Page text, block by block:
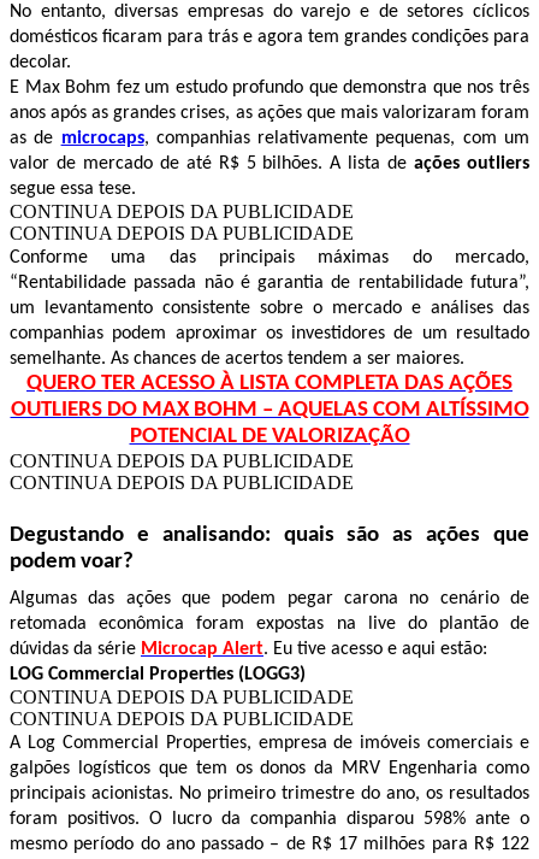
No entanto, diversas empresas do varejo e de setores cíclicos
domésticos ficaram para trás e agora tem grandes condições para
decolar.
E Max Bohm fez um estudo profundo que demonstra que nos três
anos após as grandes crises, as ações que mais valorizaram foram
as de microcaps, companhias relativamente pequenas, com um
valor de mercado de até R$ 5 bilhões. A lista deações outliers
segue essa tese.
CONTINUA DEPOIS DA PUBLICIDADE
CONTINUA DEPOIS DA PUBLICIDADE
Conforme uma das principais máximas do mercado,
“Rentabilidade passada não é garantia de rentabilidade futura”,
um levantamento consistente sobre o mercado e análises das
companhias podem aproximar os investidores de um resultado
semelhante. As chances de acertos tendem a ser maiores.
QUERO TER ACESSO À LISTA COMPLETA DAS AÇÕES
OUTLIERS DO MAX BOHM – AQUELAS COM ALTÍSSIMO
POTENCIAL DE VALORIZAÇÃO
CONTINUA DEPOIS DA PUBLICIDADE
CONTINUA DEPOIS DA PUBLICIDADE
Degustando e analisando: quais são as ações que
podem voar?
Algumas das ações que podem pegar carona no cenário de
retomada econômica foram expostas na live do plantão de
dúvidas da série Microcap Alert. Eu tive acesso e aqui estão:
LOG Commercial Properties (LOGG3)
CONTINUA DEPOIS DA PUBLICIDADE
CONTINUA DEPOIS DA PUBLICIDADE
A Log Commercial Properties, empresa de imóveis comerciais e
galpões logísticos que tem os donos da MRV Engenharia como
principais acionistas. No primeiro trimestre do ano, os resultados
foram positivos. O lucro da companhia disparou 598% ante o
mesmo período do ano passado – de R$ 17 milhões para R$ 122